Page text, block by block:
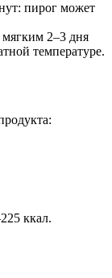
пирог может
мягким 2–3 дня
температуре.
ккал.